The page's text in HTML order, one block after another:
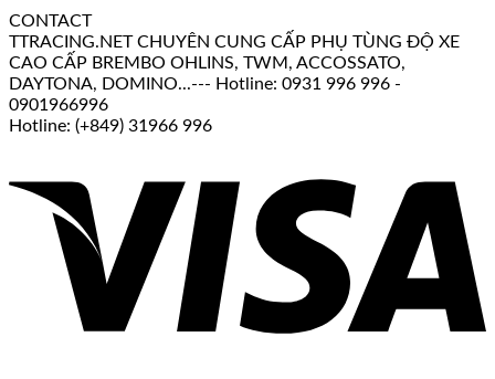
CONTACT
TTRACING.NET CHUYÊN CUNG CẤP PHỤ TÙNG ĐỘ XE
CAO CẤP BREMBO OHLINS, TWM, ACCOSSATO,
DAYTONA, DOMINO...--- Hotline: 0931 996 996 -
0901966996
Hotline: (+849) 31966 996